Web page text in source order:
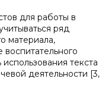
для работы в
ряд
материала,
текста
деятельности [3,